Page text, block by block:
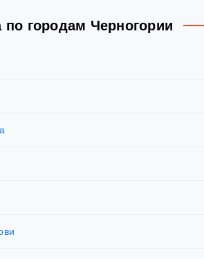
по городам Черногории